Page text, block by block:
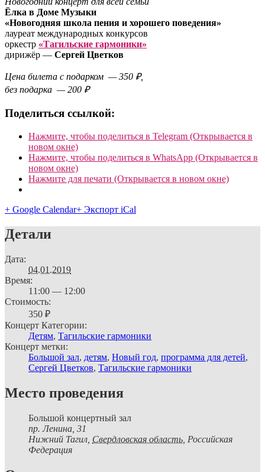
Ёлка в Доме Музыки
«Новогодняя школа пения и хорошего поведения»
лауреат международных конкурсов
оркестр «Тагильские гармоники»
дирижёр — Сергей Цветков
Цена билета с подарком — 350 ₽,
без подарка — 200 ₽
Поделиться ссылкой:
Нажмите, чтобы поделиться в Telegram (Открывается в
новом окне)
Нажмите, чтобы поделиться в WhatsApp (Открывается в
новом окне)
Нажмите для печати (Открывается в новом окне)
+ Google Calendar+ Экспорт iCal
Детали
Дата:
04.01.2019
Время:
11:00 — 12:00
Стоимость:
350 ₽
Концерт Категории:
Детям, Тагильские гармоники
Концерт метки:
Большой зал, детям, Новый год, программа для детей,
Сергей Цветков, Тагильские гармоники
Место проведения
Большой концертный зал
пр. Ленина, 31
Нижний Тагил Свердловская область, Российская
Федерация